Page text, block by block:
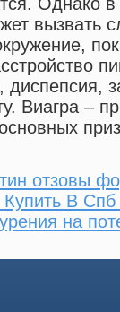
вызвать
Виагра –
отзовы
В Спб
на